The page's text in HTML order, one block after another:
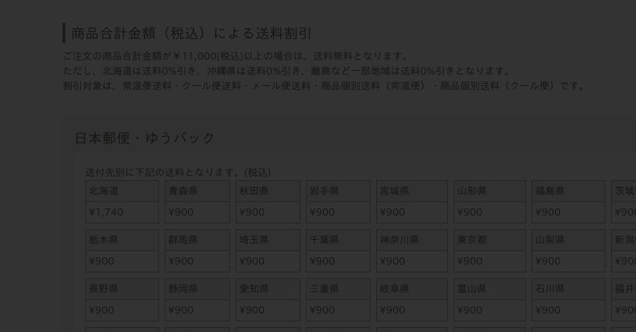
商品合計金額（税込）による送料割引
ご注文の商品合計金額が￥11,000(税込)以上の場合は、送料無料となります。
ただし、北海道は送料0%引き、沖縄県は送料0%引き、離島など一部地域は送料0%引きとなります。
割引対象は、常温便送料・クール便送料・メール便送料・商品個別送料（常温便）・商品個別送料（クール便）です。
日本郵便・ゆうパック
送付先別に下記の送料となります。(税込)
北海道
¥ 1,740
青森県
¥900
秋田県
¥900
岩手県
¥900
宮城県
¥900
山形県
¥900
福島県
¥900
茨
¥
栃木県
¥900
群馬県
¥900
埼玉県
¥900
千葉県
¥900
神奈川県
¥900
東京都
¥900
山梨県
¥900
新
¥
長野県
¥900
静岡県
¥900
愛知県
¥900
三重県
¥900
岐阜県
¥900
富山県
¥900
石川県
¥900
福
¥